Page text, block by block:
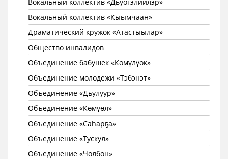
Вокальный коллектив «Кыымчаан»
Драматический кружок «Атастыылар»
Общество инвалидов
Объединение бабушек «Көмүлүөк»
Объединение молодежи «Тэбэнэт»
Объединение «Дьулуур»
Объединение «Көмүөл»
Объединение «Саhарҕа»
Объединение «Тускул»
Объединение «Чолбон»